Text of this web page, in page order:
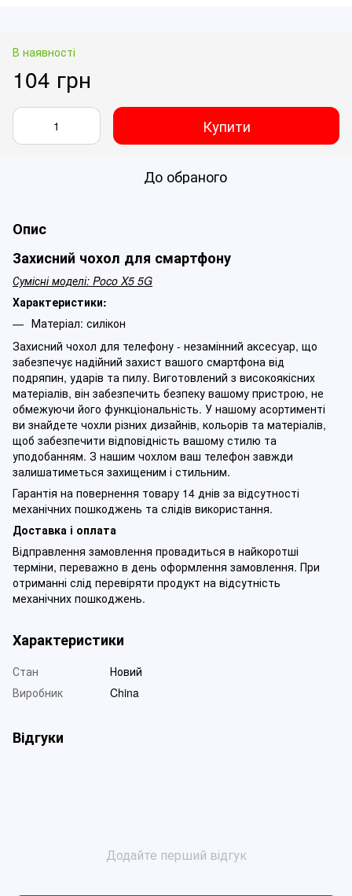
В наявності
104 грн
Купити
До обраного
Опис
Захисний чохол для смартфону
Сумісні моделі: Poco X5 5G
Характеристики:
Матеріал: силікон
Захисний чохол для телефону - незамінний аксесуар, що
забезпечує надійний захист вашого смартфона від
подряпин, ударів та пилу. Виготовлений з високоякісних
матеріалів, він забезпечить безпеку вашому пристрою, не
обмежуючи його функціональність. У нашому асортименті
ви знайдете чохли різних дизайнів, кольорів та матеріалів,
щоб забезпечити відповідність вашому стилю та
уподобанням. З нашим чохлом ваш телефон завжди
залишатиметься захищеним і стильним.
Гарантія на повернення товару 14 днів за відсутності
механічних пошкоджень та слідів використання.
Доставка і оплата
Відправлення замовлення провадиться в найкоротші
терміни, переважно в день оформлення замовлення. При
отриманні слід перевіряти продукт на відсутність
механічних пошкоджень.
Характеристики
Стан
Новий
Виробник
China
Відгуки
Додайте перший відгук